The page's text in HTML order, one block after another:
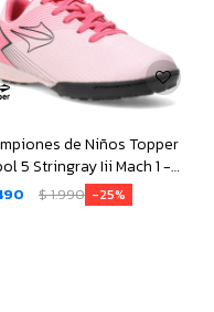
de Niños Topper
5 Stringray Iii Mach 1 -
- Negro
$1.990 25